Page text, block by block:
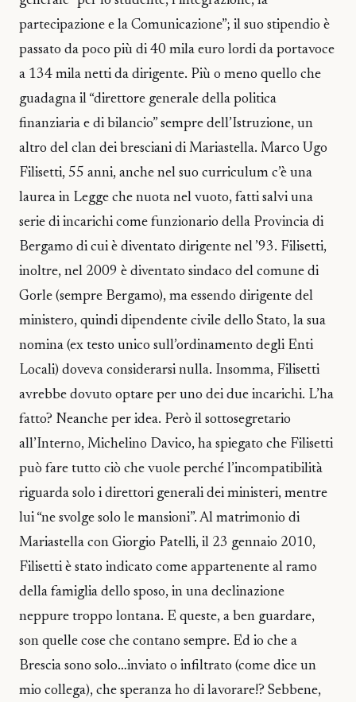
partecipazione e la Comunicazione”; il suo stipendio è
passato da poco più di 40 mila euro lordi da portavoce
a 134 mila netti da dirigente. Più o meno quello che
guadagna il “direttore generale della politica
finanziaria e di bilancio” sempre dell’Istruzione, un
altro del clan dei bresciani di Mariastella. Marco Ugo
Filisetti, 55 anni, anche nel suo curriculum c’è una
laurea in Legge che nuota nel vuoto, fatti salvi una
serie di incarichi come funzionario della Provincia di
Bergamo di cui è diventato dirigente nel ’93. Filisetti,
inoltre, nel 2009 è diventato sindaco del comune di
Gorle (sempre Bergamo), ma essendo dirigente del
ministero, quindi dipendente civile dello Stato, la sua
nomina (ex testo unico sull’ordinamento degli Enti
Locali) doveva considerarsi nulla. Insomma, Filisetti
avrebbe dovuto optare per uno dei due incarichi. L’ha
fatto? Neanche per idea. Però il sottosegretario
all’Interno, Michelino Davico, ha spiegato che Filisetti
può fare tutto ciò che vuole perché l’incompatibilità
riguarda solo i direttori generali dei ministeri, mentre
lui “ne svolge solo le mansioni”. Al matrimonio di
Mariastella con Giorgio Patelli, il 23 gennaio 2010,
Filisetti è stato indicato come appartenente al ramo
della famiglia dello sposo, in una declinazione
neppure troppo lontana. E queste, a ben guardare,
son quelle cose che contano sempre. Ed io che a
Brescia sono solo…inviato o infiltrato (come dice un
mio collega), che speranza ho di lavorare!? Sebbene,